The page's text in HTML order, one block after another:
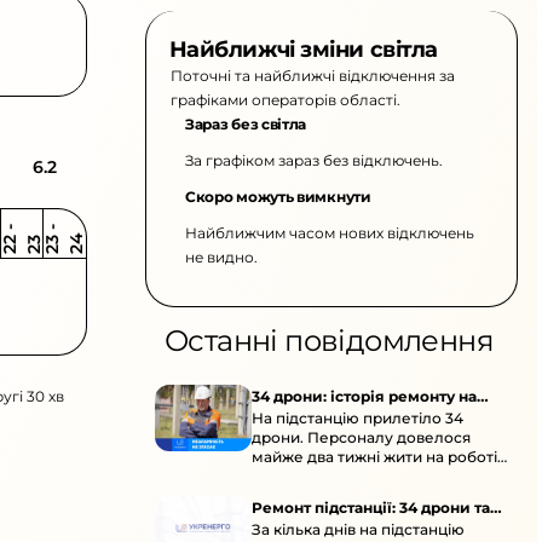
6.2
2 2
-
2 3 2 3
-
2 4
30 хв
Найближчі зміни світла
Поточні та найближчі відключення за
графіками операторів області.
Зараз без світла
За графіком зараз без відключень.
Скоро можуть вимкнути
Найближчим часом нових відключень
не видно.
Останні повідомлення
34 дрони: історія ремонту на
підстанції
На підстанцію прилетіло 34
дрони. Персоналу довелося
майже два тижні жити на роботі
Ремонт підстанції: 34 дрони та
окупація
За кілька днів на підстанцію